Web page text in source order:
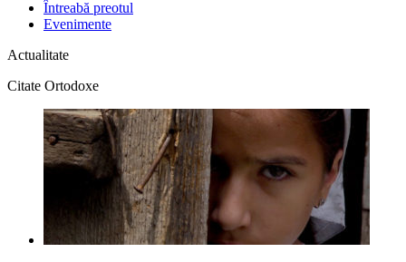
Întreabă preotul
Evenimente
Actualitate
Citate Ortodoxe